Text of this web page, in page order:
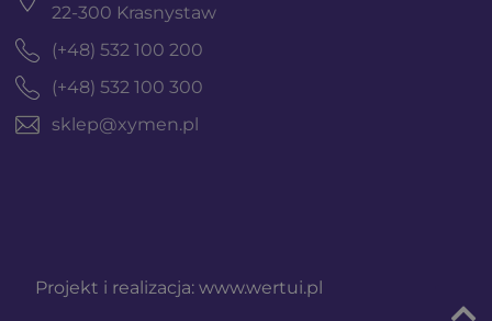
22-300 Krasnystaw
(+48) 532 100 200
(+48) 532 100 300
sklep@xymen.pl
Projekt i realizacja: www.wertui.pl